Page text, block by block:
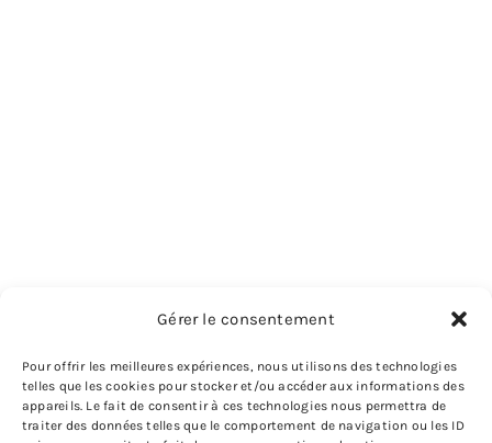
Gérer le consentement
Pour offrir les meilleures expériences, nous utilisons des technologies
telles que les cookies pour stocker et/ou accéder aux informations des
appareils. Le fait de consentir à ces technologies nous permettra de
traiter des données telles que le comportement de navigation ou les ID